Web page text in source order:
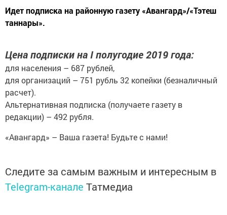
Идет подписка на районную газету «Авангард»/«Тэтеш
таннары».
Цена подписки на I полугодие 2019 года:
для населения – 687 рублей,
для организаций – 751 рубль 32 копейки (безналичный
расчет).
Альтернативная подписка (получаете газету в
редакции) – 492 рубля.
«Авангард» – Ваша газета! Будьте с нами!
Следите за самым важным и интересным в
Telegram-канале Татмедиа